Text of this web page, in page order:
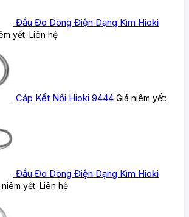
Đầu Đo Dòng Điện Dạng Kìm Hioki
yết: Liên hệ
Cáp Kết Nối Hioki 9444 Giá niêm yết:
Đầu Đo Dòng Điện Dạng Kìm Hioki
niêm yết: Liên hệ